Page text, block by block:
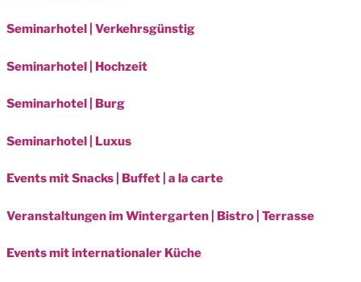
Seminarhotel | Verkehrsgünstig
Seminarhotel | Hochzeit
Seminarhotel | Burg
Seminarhotel | Luxus
Events mit Snacks | Buffet | a la carte
Veranstaltungen im Wintergarten | Bistro | Terrasse
Events mit internationaler Küche